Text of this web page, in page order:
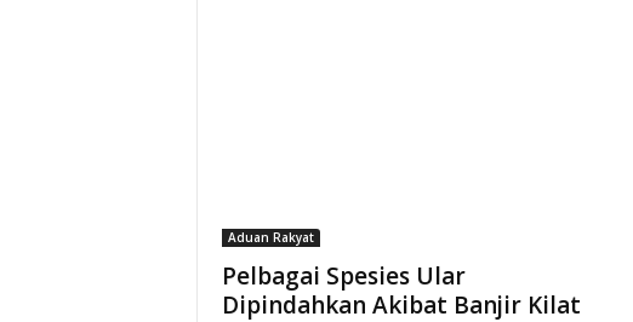
Aduan Rakyat
Pelbagai Spesies Ular
Dipindahkan Akibat Banjir Kilat